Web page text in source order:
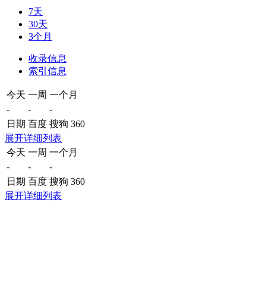
7天
30天
3个月
收录信息
索引信息
今天 一周 一个月
-
-
-
日期 百度 搜狗 360
展开详细列表
今天 一周 一个月
-
-
-
日期 百度 搜狗 360
展开详细列表